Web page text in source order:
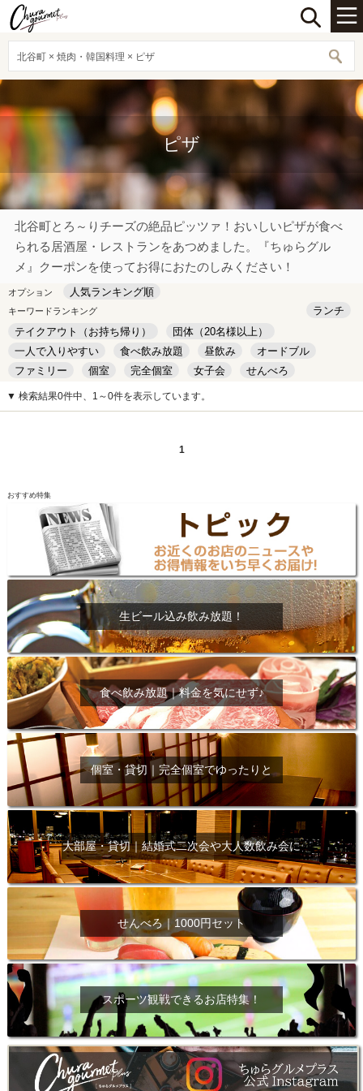
北谷町 × 焼肉・韓国料理 × ピザ
ピザ
北谷町とろ～りチーズの絶品ピッツァ！おいしいピザが食べ
られる居酒屋・レストランをあつめました。『ちゅらグル
メ』クーポンを使ってお得におたのしみください！
オプション 人気ランキング順
キーワードランキング
ランチ
テイクアウト（お持ち帰り）
団体（20名様以上）
一人で入りやすい
食べ飲み放題 昼飲み
オードブル
ファミリー
個室 完全個室 女子会
せんべろ
キッズルーム
安い デート
▼ 検索結果0件中、1～0件を表示しています。
1
おすすめ特集
生ビール込み飲み放題！
食べ飲み放題｜料金を気にせず♪
個室・貸切｜完全個室でゆったりと
大部屋・貸切｜結婚式二次会や大人数飲み会に
せんべろ｜1000円セット
スポーツ観戦できるお店特集！